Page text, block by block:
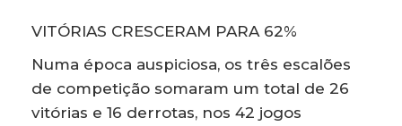
VITÓRIAS CRESCERAM PARA 62%
Numa época auspiciosa, os três escalões
de competição somaram um total de 26
vitórias e 16 derrotas, nos 42 jogos